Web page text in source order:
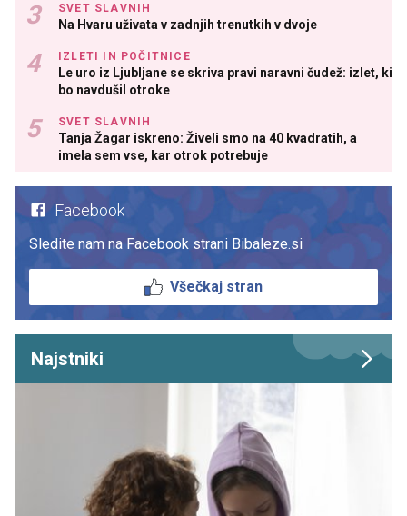
SVET SLAVNIH
Na Hvaru uživata v zadnjih trenutkih v dvoje
IZLETI IN POČITNICE
Le uro iz Ljubljane se skriva pravi naravni čudež: izlet, ki
bo navdušil otroke
SVET SLAVNIH
Tanja Žagar iskreno: Živeli smo na 40 kvadratih, a
imela sem vse, kar otrok potrebuje
Facebook
Sledite nam na Facebook strani Bibaleze.si
Všečkaj stran
Najstniki